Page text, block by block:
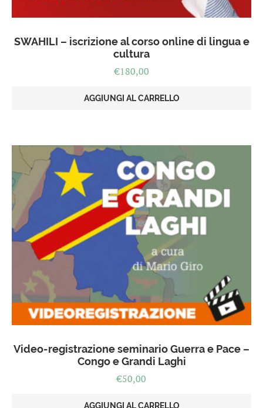
SWAHILI – iscrizione al corso online di lingua e
cultura
€180,00
AGGIUNGI AL CARRELLO
Video-registrazione seminario Guerra e Pace –
Congo e Grandi Laghi
€50,00
AGGIUNGI AL CARRELLO